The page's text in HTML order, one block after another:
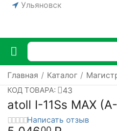
Ульяновск
Главная / Каталог /
КОД ТОВАРА: 43
atoll I-11Ss MAX
Написать отзыв